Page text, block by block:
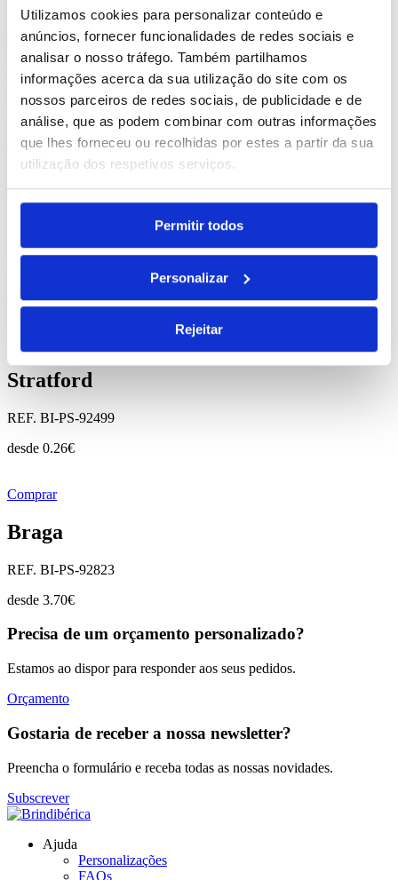
Utilizamos cookies para personalizar conteúdo e
anúncios, fornecer funcionalidades de redes sociais e
analisar o nosso tráfego. Também partilhamos
informações acerca da sua utilização do site com os
nossos parceiros de redes sociais, de publicidade e de
análise, que as podem combinar com outras informações
que lhes forneceu ou recolhidas por estes a partir da sua
utilização dos respetivos serviços.
Permitir todos
Personalizar
Rejeitar
Comprar
Monco
REF. BI-PS-92836
desde 0.84€
Comprar
desde
Stratford
REF. BI-PS-92499
desde 0.26€
Comprar
Braga
REF. BI-PS-92823
desde 3.70€
Precisa de um orçamento personalizado?
Estamos ao dispor para responder aos seus pedidos.
Orçamento
Gostaria de receber a nossa newsletter?
Preencha o formulário e receba todas as nossas novidades.
Subscrever
Ajuda
Personalizações
FAQs